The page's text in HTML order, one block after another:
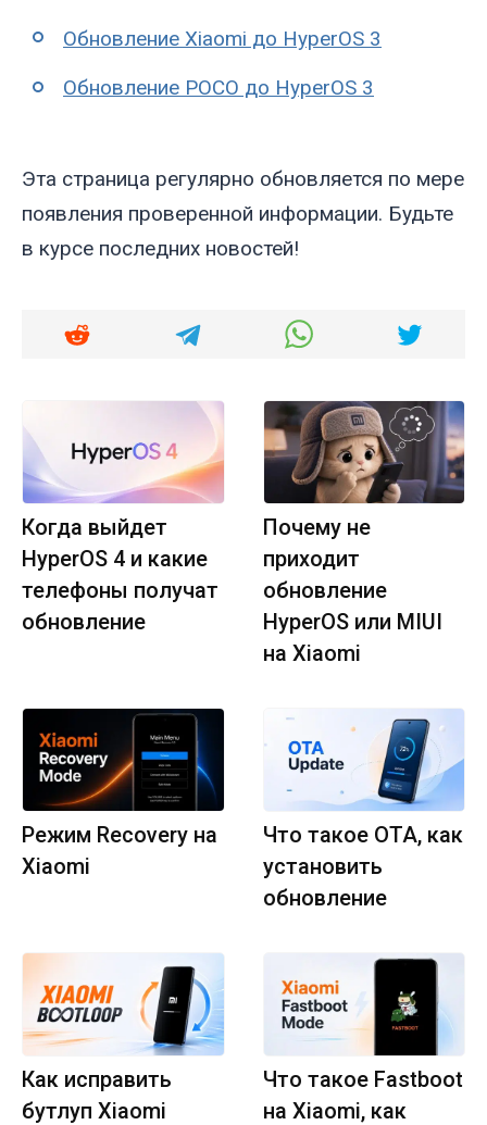
Обновление Xiaomi до HyperOS 3
Обновление POCO до HyperOS 3
Эта страница регулярно обновляется по мере
появления проверенной информации. Будьте
в курсе последних новостей!
Когда выйдет
HyperOS 4 и какие
телефоны получат
обновление
Почему не
приходит
обновление
HyperOS или MIUI
на Xiaomi
Режим Recovery на
Xiaomi
Что такое OTA, как
установить
обновление
Как исправить
бутлуп Xiaomi
Что такое Fastboot
на Xiaomi, как